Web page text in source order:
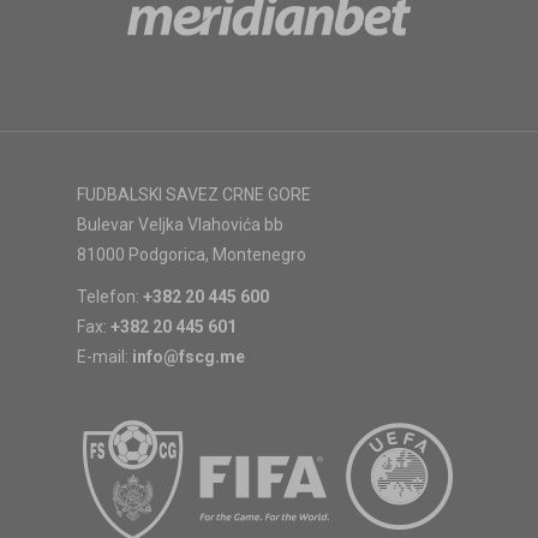
FUDBALSKI SAVEZ CRNE GORE
Bulevar Veljka Vlahovića bb
81000 Podgorica, Montenegro
Telefon: +382 20 445 600
Fax: +382 20 445 601
E-mail: info@fscg.me